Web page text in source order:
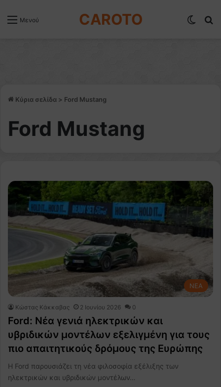
Μενού CAROTO
Κύρια σελίδα > Ford Mustang
Ford Mustang
NEA
Κώστας Κάκκαβας 2 Ιουνίου 2026 0
Ford: Νέα γενιά ηλεκτρικών και
υβριδικών μοντέλων εξελιγμένη για τους
πιο απαιτητικούς δρόμους της Ευρώπης
Η Ford παρουσιάζει τη νέα φιλοσοφία εξέλιξης των
ηλεκτρικών και υβριδικών μοντέλων…